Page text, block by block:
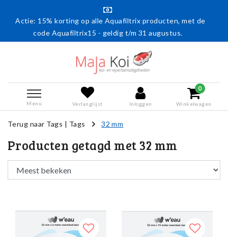
korting op alle Aquafiltrix producten, met de
Aquafiltrix15 - geldig t/m 31 augustus.
Gratis
Menu Verlanglijst Inloggen
0
Winkelwagen
Terug naar Tags | Tags 32 mm
Producten getagd met 32 mm